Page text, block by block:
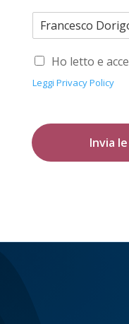
Ho letto e
Leggi Privacy Policy
Invia